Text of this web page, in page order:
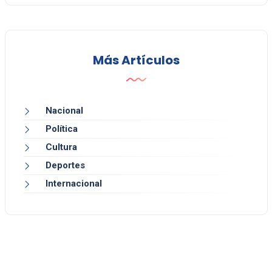
Más Artículos
Nacional
Política
Cultura
Deportes
Internacional